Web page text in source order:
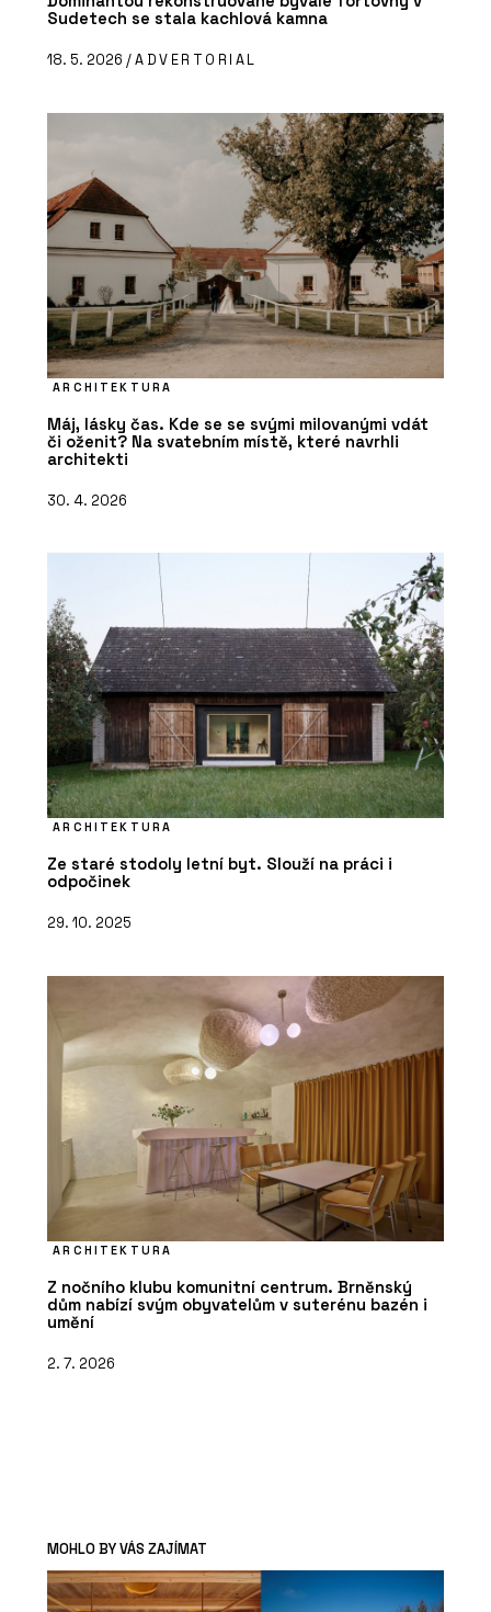
Sudetech se stala kachlová kamna
18. 5. 2026 /ADVERTORIAL
ARCHITEKTURA
Máj, lásky čas. Kde se se svými milovanými vdát
či oženit? Na svatebním místě, které navrhli
architekti
30. 4. 2026
ARCHITEKTURA
Ze staré stodoly letní byt. Slouží na práci i
odpočinek
29. 10. 2025
ARCHITEKTURA
Z nočního klubu komunitní centrum. Brněnský
dům nabízí svým obyvatelům v suterénu bazén i
umění
2. 7. 2026
MOHLO BY VÁS ZAJÍMAT